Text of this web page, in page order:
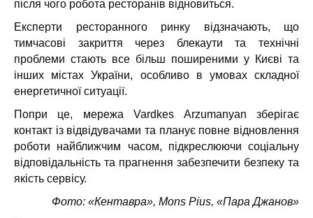
після чого робота ресторанів відновиться.
Експерти ресторанного ринку відзначають, що
тимчасові закриття через блекаути та технічні
проблеми стають все більш поширеними у Києві та
інших містах України, особливо в умовах складної
енергетичної ситуації.
Попри це, мережа Vardkes Arzumanyan зберігає
контакт із відвідувачами та планує повне відновлення
роботи найближчим часом, підкреслюючи соціальну
відповідальність та прагнення забезпечити безпеку та
якість сервісу.
Фото: «Кентавра», Mons Pius, «Пара Джанов»